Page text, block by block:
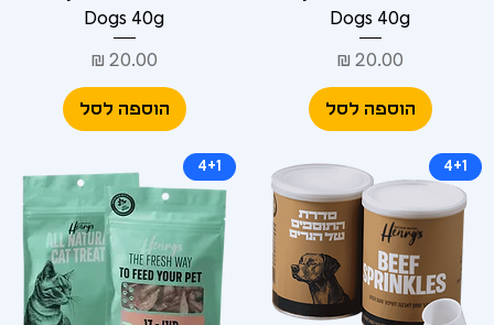
Dogs 40g
מחיר
הוספה לסל
Dogs 40g
מחיר
הוספה לסל
4+1
4+1